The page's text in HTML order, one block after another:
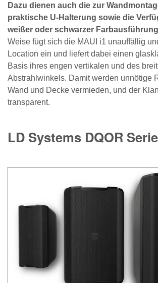
Dazu dienen auch die zur
praktische U-Halterung sowie die
weißer oder schwarzer Farbausführung
Weise fügt sich die MAUI i1 unauffällig
Location ein und liefert dabei einen
Basis ihres engen vertikalen und des
Abstrahlwinkels. Damit werden unnötige
Wand und Decke vermieden, und der
transparent.
LD Systems DQOR Serie